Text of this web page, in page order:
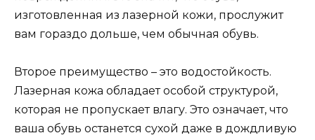
изготовленная из лазерной кожи, прослужит
вам гораздо дольше, чем обычная обувь.
Второе преимущество – это водостойкость.
Лазерная кожа обладает особой структурой,
которая не пропускает влагу. Это означает, что
ваша обувь останется сухой даже в дождливую